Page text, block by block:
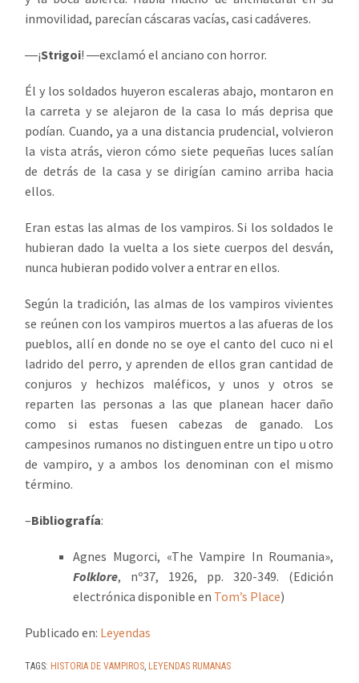
inmovilidad, parecían cáscaras vacías, casi cadáveres.
―¡Strigoi! ―exclamó el anciano con horror.
Él y los soldados huyeron escaleras abajo, montaron en
la carreta y se alejaron de la casa lo más deprisa que
podían. Cuando, ya a una distancia prudencial, volvieron
la vista atrás, vieron cómo siete pequeñas luces salían
de detrás de la casa y se dirigían camino arriba hacia
ellos.
Eran estas las almas de los vampiros. Si los soldados le
hubieran dado la vuelta a los siete cuerpos del desván,
nunca hubieran podido volver a entrar en ellos.
Según la tradición, las almas de los vampiros vivientes
se reúnen con los vampiros muertos a las afueras de los
pueblos, allí en donde no se oye el canto del cuco ni el
ladrido del perro, y aprenden de ellos gran cantidad de
conjuros y hechizos maléficos, y unos y otros se
reparten las personas a las que planean hacer daño
como si estas fuesen cabezas de ganado. Los
campesinos rumanos no distinguen entre un tipo u otro
de vampiro, y a ambos los denominan con el mismo
término.
–Bibliografía:
Agnes Mugorci, «The Vampire In Roumania»,
Folklore, nº37, 1926, pp. 320-349. (Edición
electrónica disponible en Tom’s Place)
Publicado en: Leyendas
TAGS: HISTORIA DE VAMPIROS, LEYENDAS RUMANAS